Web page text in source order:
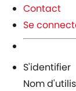
Contact
Se
S'identifier
Nom